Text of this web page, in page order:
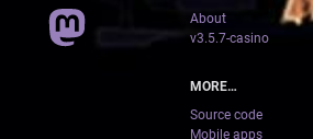
About
v3.5.7-casino
MORE…
Source code
Mobile apps